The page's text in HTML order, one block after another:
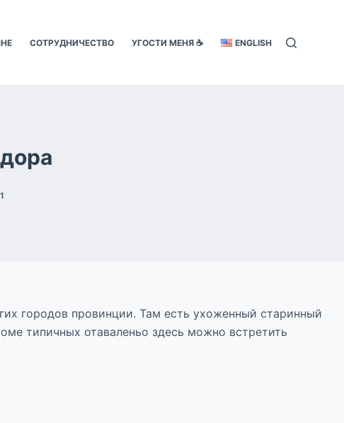
СОТРУДНИЧЕСТВО УГОСТИ МЕНЯ ☕️ ENGLISH
городов провинции. Там есть ухоженный старинный
типичных отаваленьо здесь можно встретить